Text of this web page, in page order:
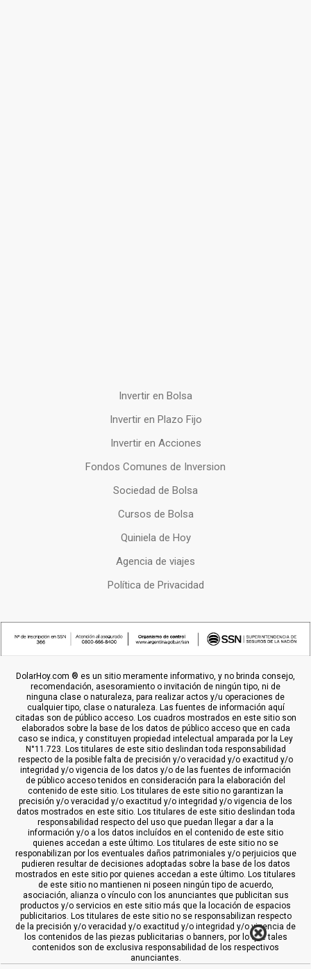
Invertir en Bolsa
Invertir en Plazo Fijo
Invertir en Acciones
Fondos Comunes de Inversion
Sociedad de Bolsa
Cursos de Bolsa
Quiniela de Hoy
Agencia de viajes
Política de Privacidad
DolarHoy.com ® es un sitio meramente informativo, y no brinda consejo,
recomendación, asesoramiento o invitación de ningún tipo, ni de
ninguna clase o naturaleza, para realizar actos y/u operaciones de
cualquier tipo, clase o naturaleza. Las fuentes de información aquí
citadas son de público acceso. Los cuadros mostrados en este sitio son
elaborados sobre la base de los datos de público acceso que en cada
caso se indica, y constituyen propiedad intelectual amparada por la Ley
N°11.723. Los titulares de este sitio deslindan toda responsabilidad
respecto de la posible falta de precisión y/o veracidad y/o exactitud y/o
integridad y/o vigencia de los datos y/o de las fuentes de información
de público acceso tenidos en consideración para la elaboración del
contenido de este sitio. Los titulares de este sitio no garantizan la
precisión y/o veracidad y/o exactitud y/o integridad y/o vigencia de los
datos mostrados en este sitio. Los titulares de este sitio deslindan toda
responsabilidad respecto del uso que puedan llegar a dar a la
información y/o a los datos incluídos en el contenido de este sitio
quienes accedan a este último. Los titulares de este sitio no se
responabilizan por los eventuales daños patrimoniales y/o perjuicios que
pudieren resultar de decisiones adoptadas sobre la base de los datos
mostrados en este sitio por quienes accedan a este último. Los titulares
de este sitio no mantienen ni poseen ningún tipo de acuerdo,
asociación, alianza o vínculo con los anunciantes que publicitan sus
productos y/o servicios en este sitio más que la locación de espacios
publicitarios. Los titulares de este sitio no se responsabilizan respecto
de la precisión y/o veracidad y/o exactitud y/o integridad y/o vigencia de
los contenidos de las piezas publicitarias o banners, por lo que tales
contenidos son de exclusiva responsabilidad de los respectivos
anunciantes.